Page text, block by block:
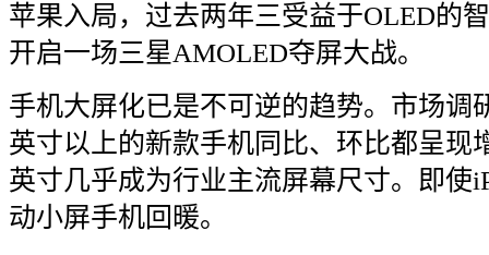
苹果入局，过去两年三受益于OLED的
开启一场三星AMOLED夺屏大战。
手机大屏化已是不可逆的趋势。市场调
英寸以上的新款手机同比、环比都呈现
英寸几乎成为行业主流屏幕尺寸。即使
动小屏手机回暖。